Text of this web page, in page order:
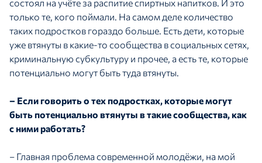
состоял на учёте за распитие спиртных напитков. И это
только те, кого поймали. На самом деле количество
таких подростков гораздо больше. Есть дети, которые
уже втянуты в какие-то сообщества в социальных сетях,
криминальную субкультуру и прочее, а есть те, которые
потенциально могут быть туда втянуты.
– Если говорить о тех подростках, которые могут
быть потенциально втянуты в такие сообщества, как
с ними работать?
– Главная проблема современной молодёжи, на мой